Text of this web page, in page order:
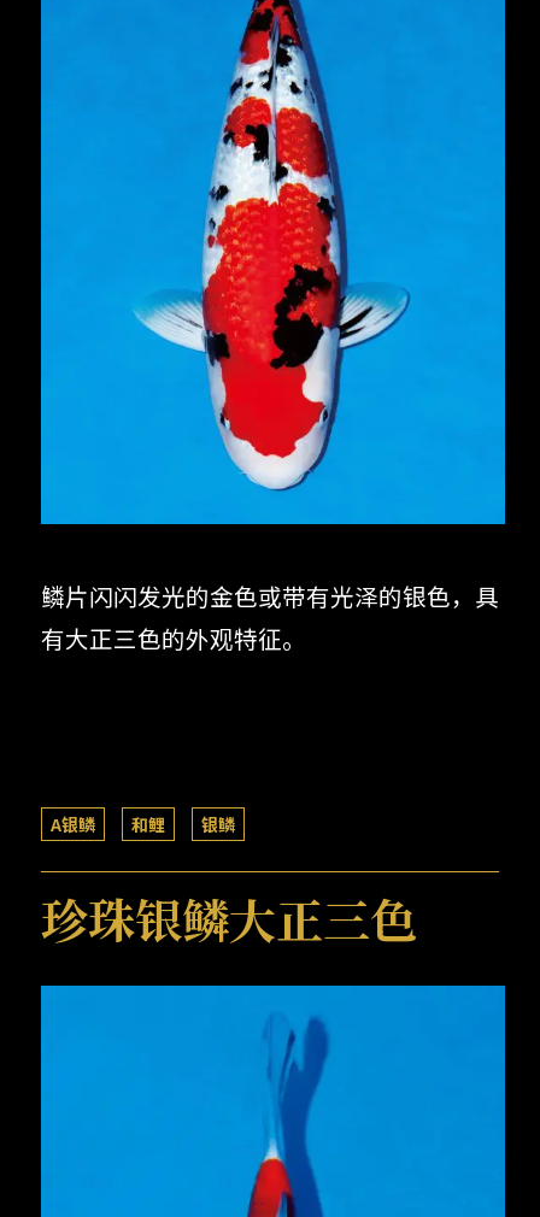
鳞片闪闪发光的金色或带有光泽的银色，具
有大正三色的外观特征。
A银鳞 和鲤 银鳞
珍珠银鳞大正三色